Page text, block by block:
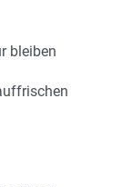
bleiben